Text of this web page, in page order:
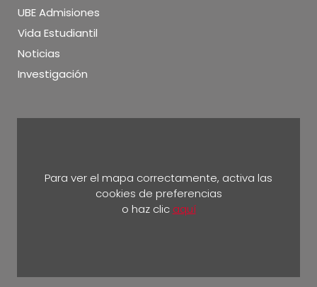
UBE Admisiones
Vida Estudiantil
Noticias
Investigación
Para ver el mapa correctamente, activa las
cookies de preferencias
o haz clic aquí